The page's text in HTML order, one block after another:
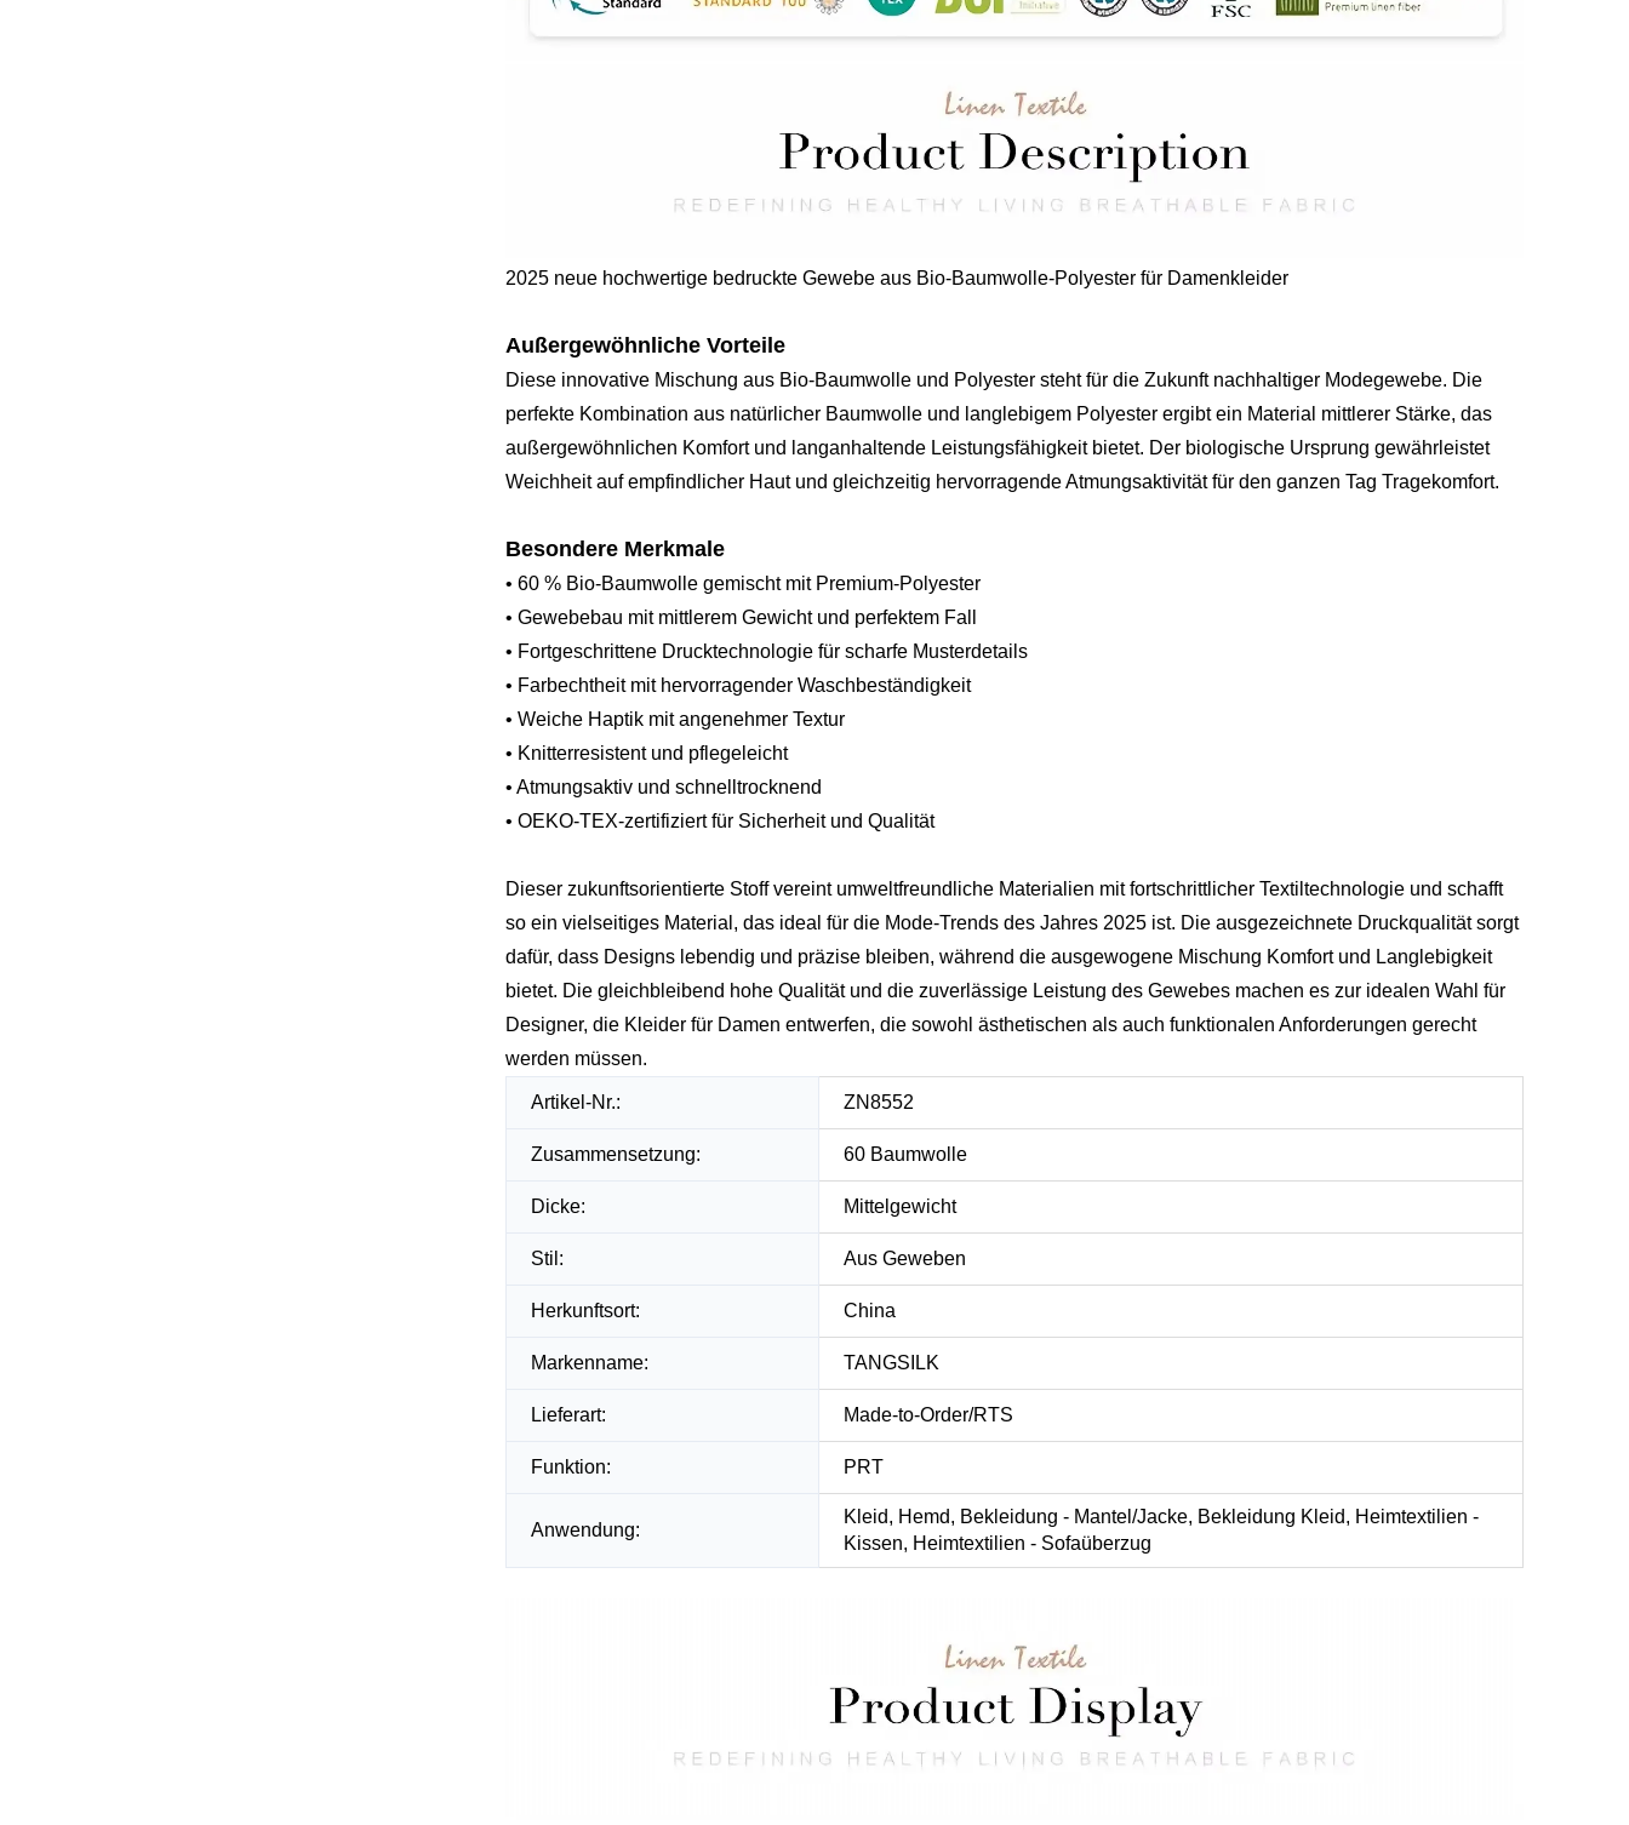
2025 neue hochwertige bedruckte Gewebe aus Bio-Baumwolle-Polyester für Damenkleider
Außergewöhnliche Vorteile
Diese innovative Mischung aus Bio-Baumwolle und Polyester steht für die Zukunft nachhaltiger Modegewebe. Die
perfekte Kombination aus natürlicher Baumwolle und langlebigem Polyester ergibt ein Material mittlerer Stärke, das
außergewöhnlichen Komfort und langanhaltende Leistungsfähigkeit bietet. Der biologische Ursprung gewährleistet
Weichheit auf empfindlicher Haut und gleichzeitig hervorragende Atmungsaktivität für den ganzen Tag Tragekomfort.
Besondere Merkmale
• 60 % Bio-Baumwolle gemischt mit Premium-Polyester
• Gewebebau mit mittlerem Gewicht und perfektem Fall
• Fortgeschrittene Drucktechnologie für scharfe Musterdetails
• Farbechtheit mit hervorragender Waschbeständigkeit
• Weiche Haptik mit angenehmer Textur
• Knitterresistent und pflegeleicht
• Atmungsaktiv und schnelltrocknend
• OEKO-TEX-zertifiziert für Sicherheit und Qualität
Dieser zukunftsorientierte Stoff vereint umweltfreundliche Materialien mit fortschrittlicher Textiltechnologie und schafft
so ein vielseitiges Material, das ideal für die Mode-Trends des Jahres 2025 ist. Die ausgezeichnete Druckqualität sorgt
dafür, dass Designs lebendig und präzise bleiben, während die ausgewogene Mischung Komfort und Langlebigkeit
bietet. Die gleichbleibend hohe Qualität und die zuverlässige Leistung des Gewebes machen es zur idealen Wahl für
Designer, die Kleider für Damen entwerfen, die sowohl ästhetischen als auch funktionalen Anforderungen gerecht
werden müssen.
Artikel-Nr.: ZN8552
Zusammensetzung: 60 Baumwolle
Dicke: Mittelgewicht
Stil: Aus Geweben
Herkunftsort: China
Markenname: TANGSILK
Lieferart: Made-to-Order/RTS
Funktion: PRT
Anwendung:
Kleid, Hemd, Bekleidung - Mantel/Jacke, Bekleidung Kleid, Heimtextilien -
Kissen, Heimtextilien - Sofaüberzug